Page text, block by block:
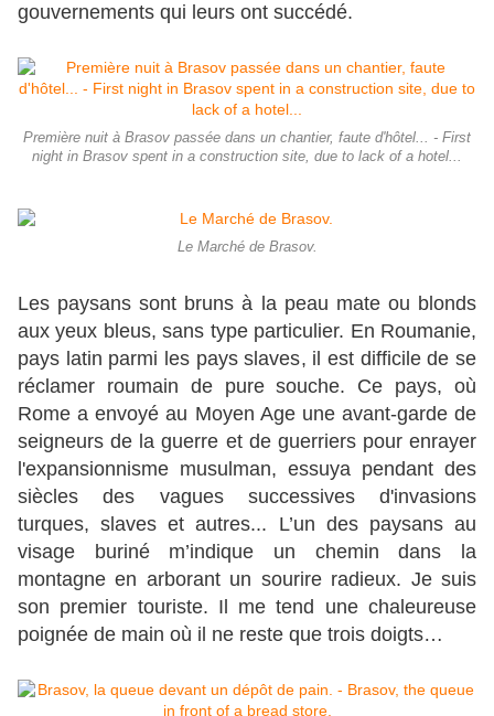
gouvernements qui leurs ont succédé.
Première nuit à Brasov passée dans un chantier, faute d'hôtel... - First
night in Brasov spent in a construction site, due to lack of a hotel...
Le Marché de Brasov.
Les paysans sont bruns à la peau mate ou blonds
aux yeux bleus, sans type particulier. En Roumanie,
pays latin parmi les pays slaves, il est difficile de se
réclamer roumain de pure souche. Ce pays, où
Rome a envoyé au Moyen Age une avant-garde de
seigneurs de la guerre et de guerriers pour enrayer
l'expansionnisme musulman, essuya pendant des
siècles des vagues successives d'invasions
turques, slaves et autres... L’un des paysans au
visage buriné m’indique un chemin dans la
montagne en arborant un sourire radieux. Je suis
son premier touriste. Il me tend une chaleureuse
poignée de main où il ne reste que trois doigts…